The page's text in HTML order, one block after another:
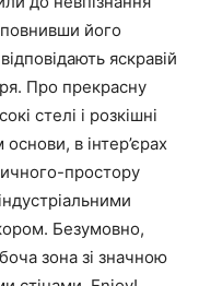
його
яскравій
Про прекрасну
стелі і розкішні
в інтер’єрах
простору
Безумовно,
зона зі значною